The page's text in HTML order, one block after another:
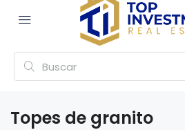
Topes de granito